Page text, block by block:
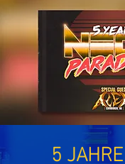
5